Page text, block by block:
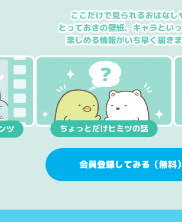
会員登録してみる（無料）